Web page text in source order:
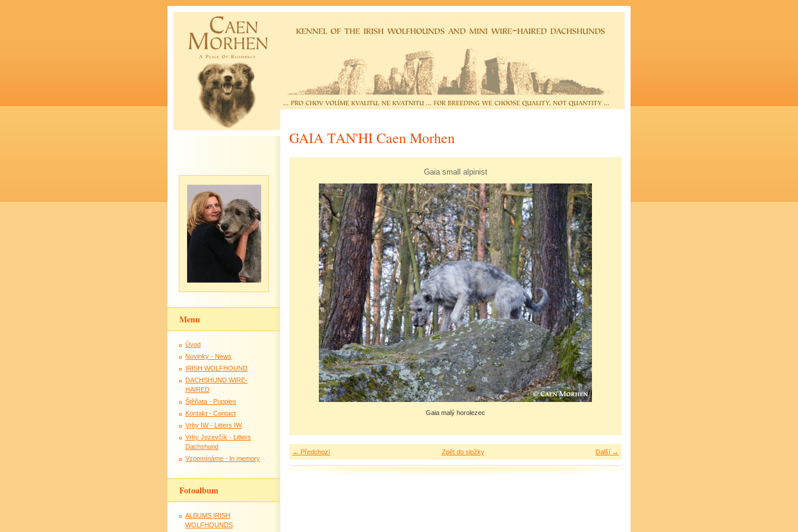
GAIA TAN'HI Caen Morhen
Gaia small alpinist
Gaia malý horolezec
← Předchozí Další →
Zpět do složky
Menu
Úvod
Novinky - News
IRISH WOLFHOUND
DACHSHUND WIRE-
HAIRED
Štěňata - Puppies
Kontakt - Contact
Vrhy IW - Litters IW
Vrhy Jezevčík - Litters
Dachshund
Vzpomínáme - In memory
Fotoalbum
ALBUMS IRISH
WOLFHOUNDS